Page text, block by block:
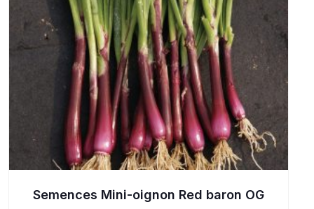
Semences Mini-oignon Red baron OG